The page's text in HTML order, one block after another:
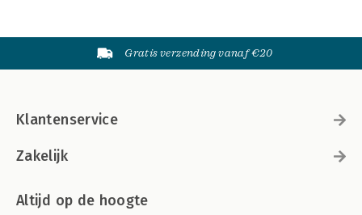
Gratis verzending vanaf €20
Klantenservice
Zakelijk
Altijd op de hoogte